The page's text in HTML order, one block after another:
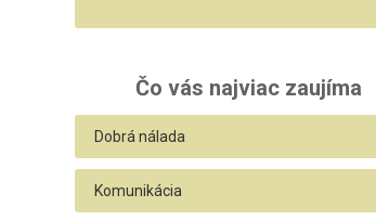
Čo vás najviac zaujíma
Dobrá nálada
Komunikácia